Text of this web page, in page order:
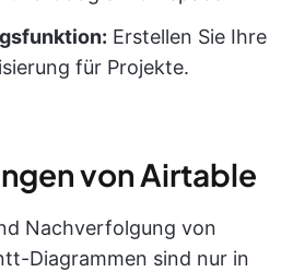
Erstellen Sie Ihre
für Projekte.
von Airtable
Nachverfolgung von
Diagrammen sind nur in